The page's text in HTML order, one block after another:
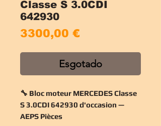
Classe S 3.0CDI
642930
3300,00 €
Esgotado
🔧 Bloc moteur MERCEDES Classe
S 3.0CDI 642930 d'occasion —
AEPS Pièces